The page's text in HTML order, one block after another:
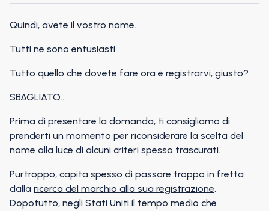
Quindi, avete il vostro nome.
Tutti ne sono entusiasti.
Tutto quello che dovete fare ora è registrarvi, giusto?
SBAGLIATO...
Prima di presentare la domanda, ti consigliamo di
prenderti un momento per riconsiderare la scelta del
nome alla luce di alcuni criteri spesso trascurati.
Purtroppo, capita spesso di passare troppo in fretta
dalla ricerca del marchio alla sua registrazione.
Dopotutto, negli Stati Uniti il tempo medio che